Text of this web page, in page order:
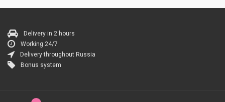
Delivery in 2 hours
Working 24/7
Delivery throughout Russia
Bonus system